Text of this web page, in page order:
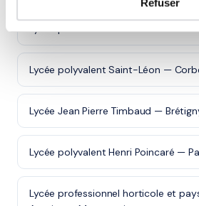
Lycée professionnel Louis Armand —
Lycée polyvalent Saint-Léon —
Lycée Jean Pierre Timbaud —
Lycée polyvalent Henri Poincaré —
Lycée professionnel horticole et